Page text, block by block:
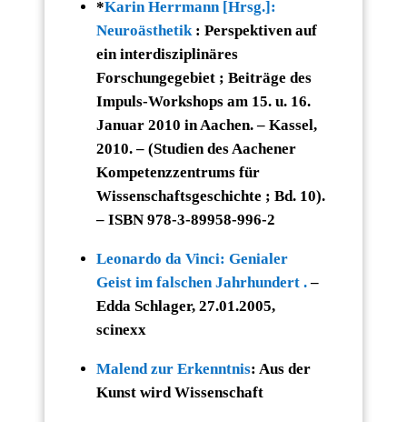
*Karin Herrmann [Hrsg.]:
Neuroästhetik: Perspektiven auf
ein interdisziplinäres
Forschungegebiet ; Beiträge des
Impuls-Workshops am 15. u. 16.
Januar 2010 in Aachen. – Kassel,
2010. – (Studien des Aachener
Kompetenzzentrums für
Wissenschaftsgeschichte ; Bd. 10).
– ISBN 978-3-89958-996-2
Leonardo da Vinci: Genialer
Geist im falschen Jahrhundert .–
Edda Schlager, 27.01.2005,
scinexx
Malend zur Erkenntnis: Aus der
Kunst wird Wissenschaft